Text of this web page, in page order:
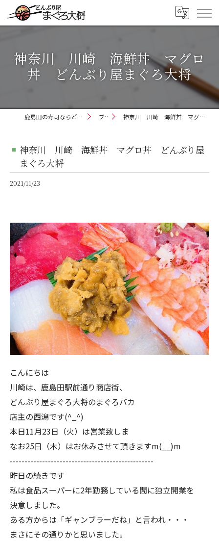
神奈川 川崎 海鮮丼 マグロ
丼 どんぶり屋まぐろ大将
鹿島田の寿司ならどんぶり屋まぐろ大将 ブログ 神奈川 川崎 海鮮丼 マグロ丼 どんぶり屋まぐろ大将
神奈川 川崎 海鮮丼 マグロ丼 どんぶり屋
まぐろ大将
2021/11/23
こんにちは
川崎は、鹿島田駅前通り商店街、
どんぶり屋まぐろ大将のまぐろバカ
店主の西潟です(^_^)
本日11月23日（火）は営業致しま
なお25日（木）はお休みさせて頂きますm(__)m
-------------------------------------------------
昨日の続きです
私は食品スーパーに2年勤務している間に独立開業を
決意しました。
ある方からは「ギャンブラーだね」と言われ・・・
まさにその通りかと思いました。